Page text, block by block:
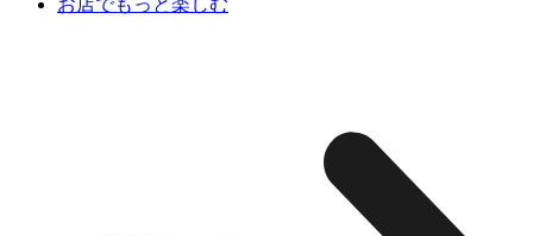
お店でもっと楽しむ